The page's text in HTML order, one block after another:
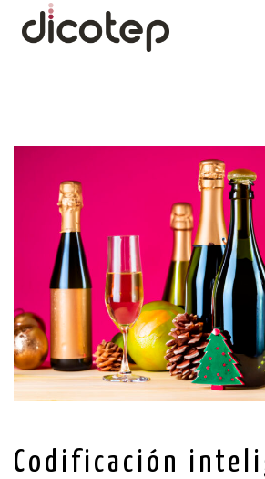
Codificación